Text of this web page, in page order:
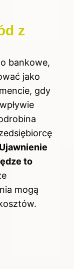
z
bankowe,
jako
gdy
Ujawnienie
to
mogą